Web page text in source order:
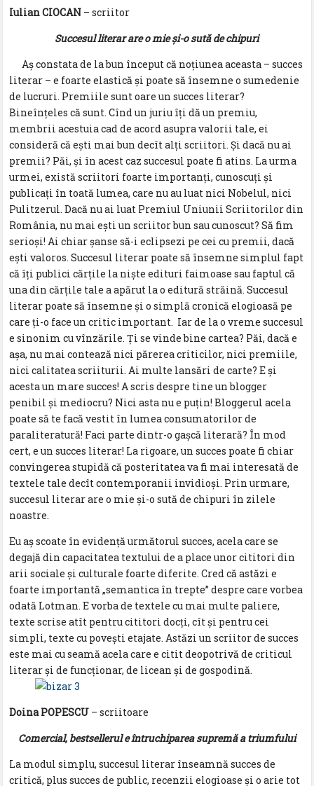
Iulian CIOCAN – scriitor
Succesul literar are o mie şi-o sută de chipuri
Aș constata de la bun început că noţiunea aceasta – succes
literar – e foarte elastică şi poate să însemne o sumedenie
de lucruri. Premiile sunt oare un succes literar?
Bineînţeles că sunt. Cînd un juriu îţi dă un premiu,
membrii acestuia cad de acord asupra valorii tale, ei
consideră că eşti mai bun decît alţi scriitori. Şi dacă nu ai
premii? Păi, şi în acest caz succesul poate fi atins. La urma
urmei, există scriitori foarte importanţi, cunoscuţi şi
publicaţi în toată lumea, care nu au luat nici Nobelul, nici
Pulitzerul. Dacă nu ai luat Premiul Uniunii Scriitorilor din
România, nu mai eşti un scriitor bun sau cunoscut? Să fim
serioşi! Ai chiar şanse să-i eclipsezi pe cei cu premii, dacă
eşti valoros. Succesul literar poate să însemne simplul fapt
că îţi publici cărţile la nişte edituri faimoase sau faptul că
una din cărţile tale a apărut la o editură străină. Succesul
literar poate să însemne şi o simplă cronică elogioasă pe
care ţi-o face un critic important. Iar de la o vreme succesul
e sinonim cu vînzările. Ţi se vinde bine cartea? Păi, dacă e
aşa, nu mai contează nici părerea criticilor, nici premiile,
nici calitatea scriiturii. Ai multe lansări de carte? E şi
acesta un mare succes! A scris despre tine un blogger
penibil şi mediocru? Nici asta nu e puţin! Bloggerul acela
poate să te facă vestit în lumea consumatorilor de
paraliteratură! Faci parte dintr-o gaşcă literară? În mod
cert, e un succes literar! La rigoare, un succes poate fi chiar
convingerea stupidă că posteritatea va fi mai interesată de
textele tale decît contemporanii invidioşi. Prin urmare,
succesul literar are o mie şi-o sută de chipuri în zilele
noastre.
Eu aş scoate în evidenţă următorul succes, acela care se
degajă din capacitatea textului de a place unor cititori din
arii sociale şi culturale foarte diferite. Cred că astăzi e
foarte importantă „semantica în trepte” despre care vorbea
odată Lotman. E vorba de textele cu mai multe paliere,
texte scrise atît pentru cititori docţi, cît şi pentru cei
simpli, texte cu poveşti etajate. Astăzi un scriitor de succes
este mai cu seamă acela care e citit deopotrivă de criticul
literar şi de funcţionar, de licean şi de gospodină.
Doina POPESCU – scriitoare
Comercial, bestsellerul e întruchiparea supremă a triumfului
La modul simplu, succesul literar înseamnă succes de
critică, plus succes de public, recenzii elogioase și o arie tot